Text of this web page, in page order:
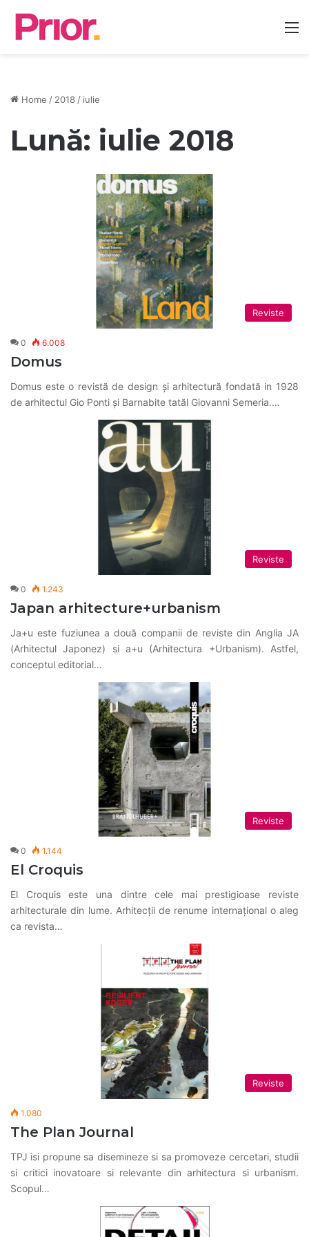
Home / 2018 / iulie
Lună: iulie 2018
Reviste
0 6.008
Domus
Domus este o revistă de design și arhitectură fondată in 1928
de arhitectul Gio Ponti și Barnabite tatăl Giovanni Semeria.…
Reviste
0 1.243
Japan arhitecture+urbanism
Ja+u este fuziunea a două companii de reviste din Anglia JA
(Arhitectul Japonez) si a+u (Arhitectura +Urbanism). Astfel,
conceptul editorial…
Reviste
0 1.144
El Croquis
El Croquis este una dintre cele mai prestigioase reviste
arhitecturale din lume. Arhitecții de renume internațional o aleg
ca revista…
Reviste
1.080
The Plan Journal
TPJ isi propune sa disemineze si sa promoveze cercetari, studii
si critici inovatoare si relevante din arhitectura si urbanism.
Scopul…